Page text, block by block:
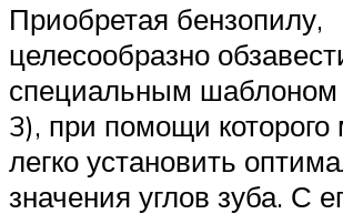
Приобретая бензопилу,
целесообразно
специальным шаблоном
3), при помощи
легко установить
значения углов зуба. С